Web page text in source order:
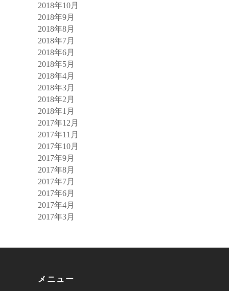
2018年10月
2018年9月
2018年8月
2018年7月
2018年6月
2018年5月
2018年4月
2018年3月
2018年2月
2018年1月
2017年12月
2017年11月
2017年10月
2017年9月
2017年8月
2017年7月
2017年6月
2017年4月
2017年3月
メニュー